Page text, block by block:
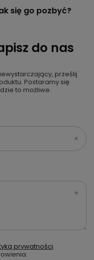
się go pozbyć?
do nas
prześlij
Postaramy się
to możliwe.
prywatności.